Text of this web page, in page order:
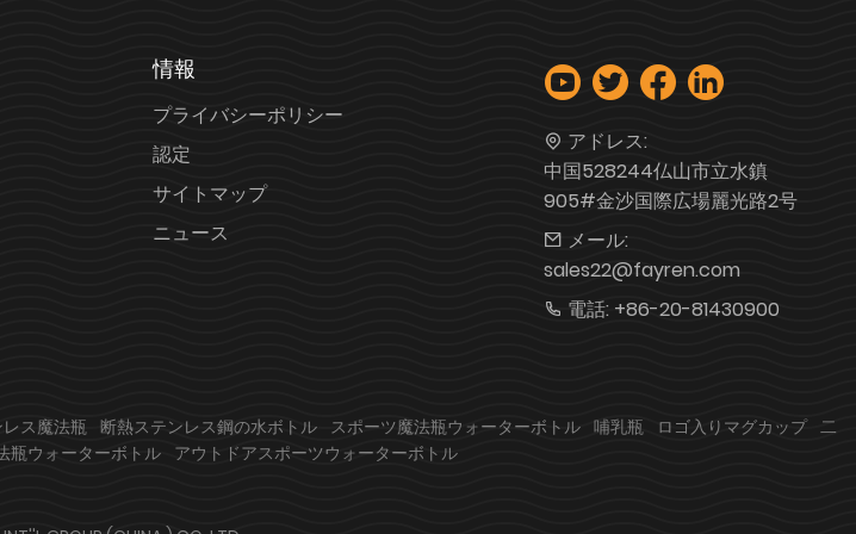
情報
プライバシーポリシー
認定
サイトマップ
ニュース
アドレス:
中国528244仏山市立水鎮
905#金沙国際広場麗光路2号
メール:
sales22@fayren.com
電話: +86-20-81430900
ス魔法瓶 断熱ステンレス鋼の水ボトル スポーツ魔法瓶ウォーターボトル 哺乳瓶 ロゴ入りマグカップ 二
瓶ウォーターボトル アウトドアスポーツウォーターボトル